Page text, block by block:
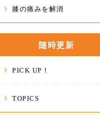
膝の痛みを解消
随時更新
PICK UP！
TOPICS